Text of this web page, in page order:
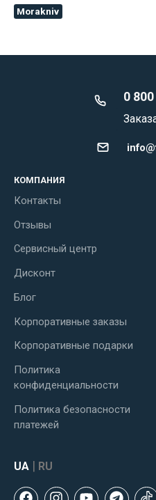
Morakniv
0
КОМПАНИЯ
Контакты
Отзывы
Сервисный центр
Дисконт
Блог
Корпоративные заказы
Корпоративные подарки
Политика
конфиденциальности
Политика безопасности
платежей
UA | RU